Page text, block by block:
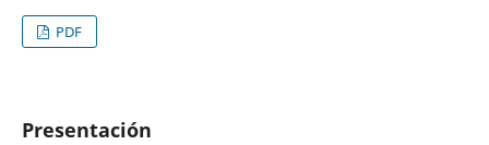
PDF
Presentación